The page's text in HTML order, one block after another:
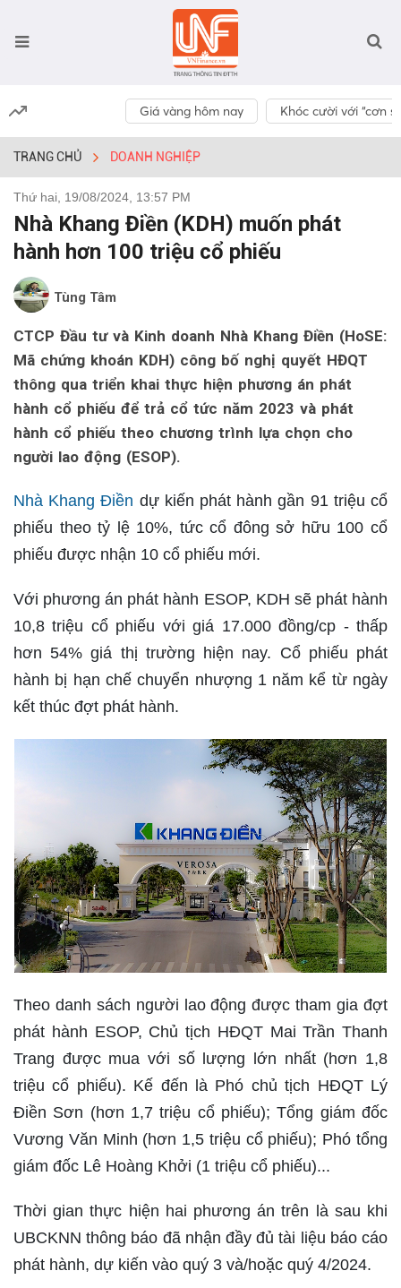
Giá vàng hôm nay Khóc cười với “cơn
TRANG CHỦ DOANH NGHIỆP
Thứ hai, 19/08/2024, 13:57 PM
Nhà Khang Điền (KDH) muốn phát
hành hơn 100 triệu cổ phiếu
Tùng Tâm
CTCP Đầu tư và Kinh doanh Nhà Khang Điền (HoSE:
Mã chứng khoán KDH) công bố nghị quyết HĐQT
thông qua triển khai thực hiện phương án phát
hành cổ phiếu để trả cổ tức năm 2023 và phát
hành cổ phiếu theo chương trình lựa chọn cho
người lao động (ESOP).
Nhà Khang Điền dự kiến phát hành gần 91 triệu cổ
phiếu theo tỷ lệ 10%, tức cổ đông sở hữu 100 cổ
phiếu được nhận 10 cổ phiếu mới.
Với phương án phát hành ESOP, KDH sẽ phát hành
10,8 triệu cổ phiếu với giá 17.000 đồng/cp - thấp
hơn 54% giá thị trường hiện nay. Cổ phiếu phát
hành bị hạn chế chuyển nhượng 1 năm kể từ ngày
kết thúc đợt phát hành.
Theo danh sách người lao động được tham gia đợt
phát hành ESOP, Chủ tịch HĐQT Mai Trần Thanh
Trang được mua với số lượng lớn nhất (hơn 1,8
triệu cổ phiếu). Kế đến là Phó chủ tịch HĐQT Lý
Điền Sơn (hơn 1,7 triệu cổ phiếu); Tổng giám đốc
Vương Văn Minh (hơn 1,5 triệu cổ phiếu); Phó tổng
giám đốc Lê Hoàng Khởi (1 triệu cổ phiếu)...
Thời gian thực hiện hai phương án trên là sau khi
UBCKNN thông báo đã nhận đầy đủ tài liệu báo cáo
phát hành, dự kiến vào quý 3 và/hoặc quý 4/2024.